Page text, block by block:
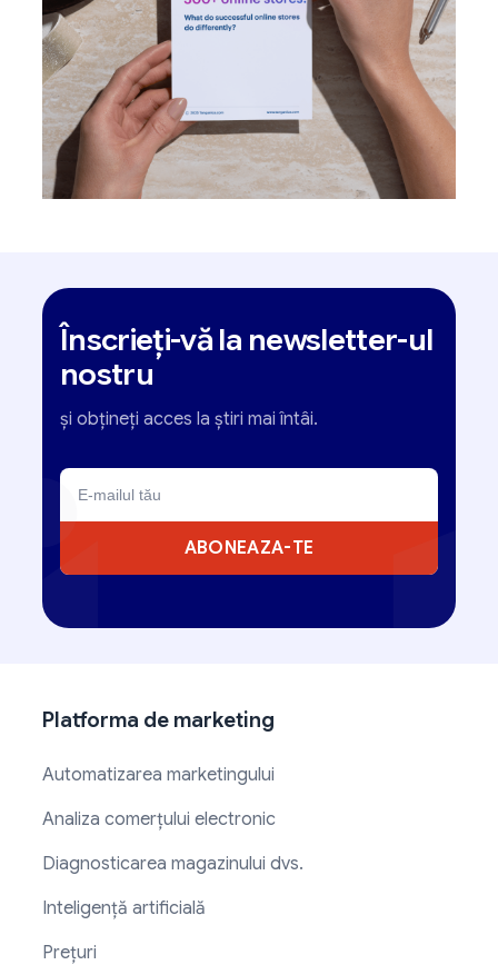
Înscrieți-vă la newsletter-ul
nostru
și obțineți acces la știri mai întâi.
ABONEAZA-TE
Platforma de marketing
Automatizarea marketingului
Analiza comerțului electronic
Diagnosticarea magazinului dvs.
Inteligență artificială
Prețuri